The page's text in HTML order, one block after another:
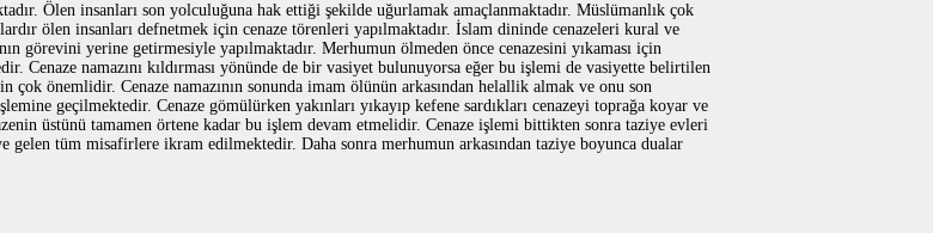
Ölen insanları son yolculuğuna hak ettiği şekilde uğurlamak amaçlanmaktadır. Müslümanlık çok
ölen insanları defnetmek için cenaze törenleri yapılmaktadır. İslam dininde cenazeleri kural ve
görevini yerine getirmesiyle yapılmaktadır. Merhumun ölmeden önce cenazesini yıkaması için
Cenaze namazını kıldırması yönünde de bir vasiyet bulunuyorsa eğer bu işlemi de vasiyette belirtilen
önemlidir. Cenaze namazının sonunda imam ölünün arkasından helallik almak ve onu son
geçilmektedir. Cenaze gömülürken yakınları yıkayıp kefene sardıkları cenazeyi toprağa koyar ve
üstünü tamamen örtene kadar bu işlem devam etmelidir. Cenaze işlemi bittikten sonra taziye evleri
tüm misafirlere ikram edilmektedir. Daha sonra merhumun arkasından taziye boyunca dualar